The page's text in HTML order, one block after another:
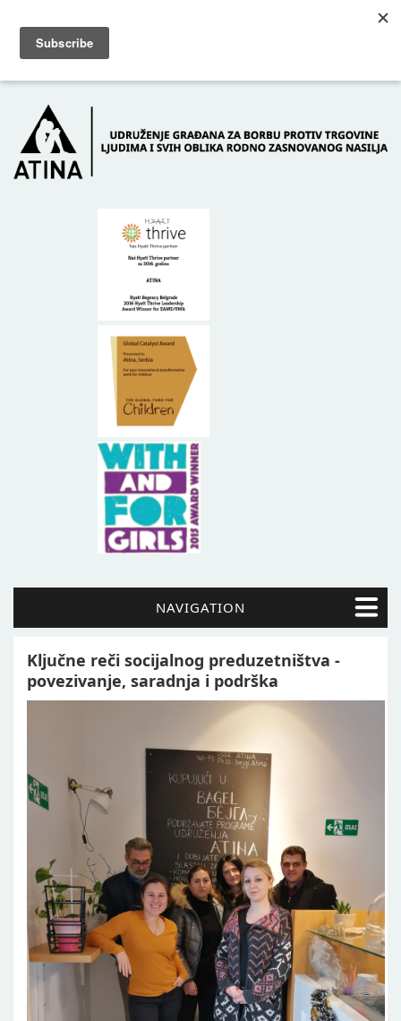
POČETNA O NAMA
NAVIGATION
Ključne reči socijalnog preduzetništva -
povezivanje, saradnja i podrška